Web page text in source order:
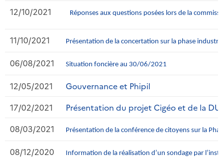
12/10/2021 Réponses aux questions posées lors de la
11/10/2021 Présentation de la concertation sur la phase
06/08/2021 Situation foncière au 30/06/2021
12/05/2021
Gouvernance et Phipil
17/02/2021
Présentation du projet Cigéo et de la
08/03/2021
Présentation de la conférence de citoyens sur la
08/12/2020 Information de la réalisation d’un sondage par